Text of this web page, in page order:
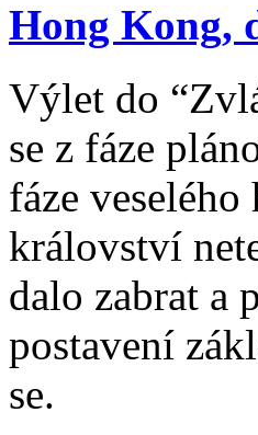
Hong Kong,
Výlet do
se z fáze
fáze
království
dalo zabrat a
postavení
se.